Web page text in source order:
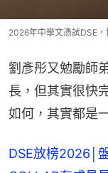
2026年中學文憑試DSE，
劉彥彤又勉勵師
長，但其實很快
如何，其實都是
DSE放榜2026│